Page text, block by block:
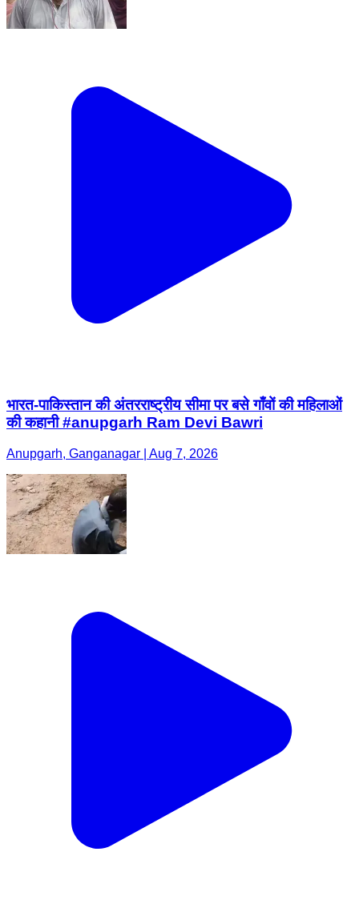
भारत-पाकिस्तान की अंतरराष्ट्रीय सीमा पर बसे गाँवों की महिलाओं
की कहानी #anupgarh Ram Devi Bawri
Anupgarh, Ganganagar | Aug 7, 2026